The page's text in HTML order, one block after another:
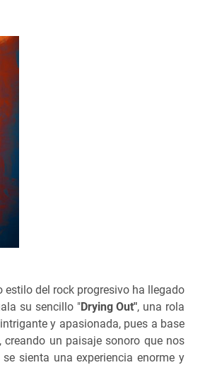
estilo del rock progresivo ha llegado
su sencillo"Drying Out", una rola
y apasionada, pues a base
un paisaje sonoro que nos
sienta una experiencia enorme y